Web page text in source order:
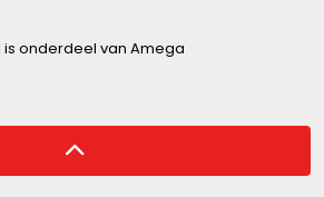
is onderdeel van Amega